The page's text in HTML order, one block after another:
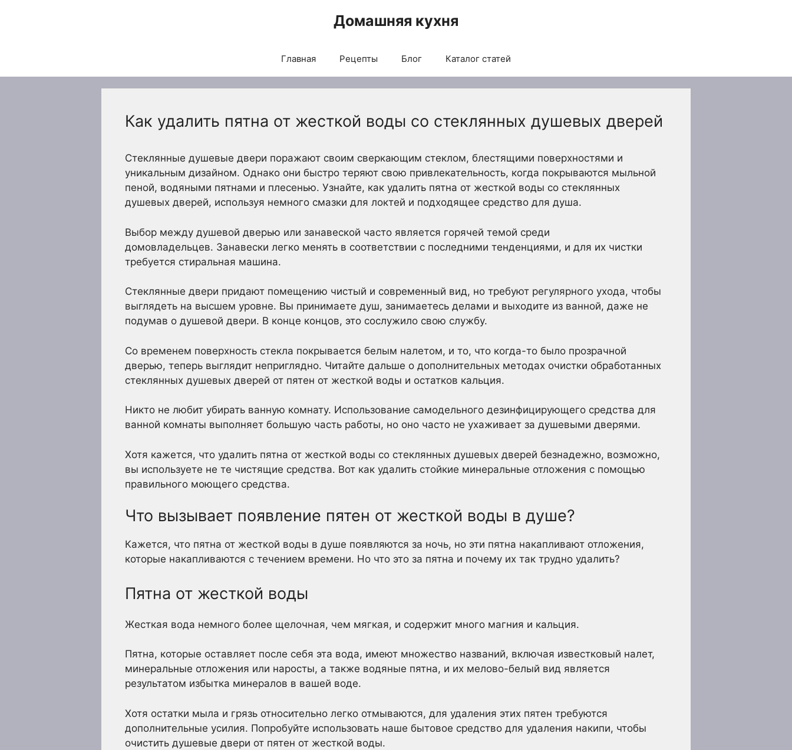
Домашняя кухня
Главная Рецепты Блог Каталог статей
Как удалить пятна от жесткой воды со стеклянных душевых дверей
Стеклянные душевые двери поражают своим сверкающим стеклом, блестящими поверхностями и
уникальным дизайном. Однако они быстро теряют свою привлекательность, когда покрываются мыльной
пеной, водяными пятнами и плесенью. Узнайте, как удалить пятна от жесткой воды со стеклянных
душевых дверей, используя немного смазки для локтей и подходящее средство для душа.
Выбор между душевой дверью или занавеской часто является горячей темой среди
домовладельцев. Занавески легко менять в соответствии с последними тенденциями, и для их чистки
требуется стиральная машина.
Стеклянные двери придают помещению чистый и современный вид, но требуют регулярного ухода, чтобы
выглядеть на высшем уровне. Вы принимаете душ, занимаетесь делами и выходите из ванной, даже не
подумав о душевой двери. В конце концов, это сослужило свою службу.
Со временем поверхность стекла покрывается белым налетом, и то, что когда-то было прозрачной
дверью, теперь выглядит неприглядно. Читайте дальше о дополнительных методах очистки обработанных
стеклянных душевых дверей от пятен от жесткой воды и остатков кальция.
Никто не любит убирать ванную комнату. Использование самодельного дезинфицирующего средства для
ванной комнаты выполняет большую часть работы, но оно часто не ухаживает за душевыми дверями.
Хотя кажется, что удалить пятна от жесткой воды со стеклянных душевых дверей безнадежно, возможно,
вы используете не те чистящие средства. Вот как удалить стойкие минеральные отложения с помощью
правильного моющего средства.
Что вызывает появление пятен от жесткой воды в душе?
Кажется, что пятна от жесткой воды в душе появляются за ночь, но эти пятна накапливают отложения,
которые накапливаются с течением времени. Но что это за пятна и почему их так трудно удалить?
Пятна от жесткой воды
Жесткая вода немного более щелочная, чем мягкая, и содержит много магния и кальция.
Пятна, которые оставляет после себя эта вода, имеют множество названий, включая известковый налет,
минеральные отложения или наросты, а также водяные пятна, и их мелово-белый вид является
результатом избытка минералов в вашей воде.
Хотя остатки мыла и грязь относительно легко отмываются, для удаления этих пятен требуются
дополнительные усилия. Попробуйте использовать наше бытовое средство для удаления накипи, чтобы
очистить душевые двери от пятен от жесткой воды.